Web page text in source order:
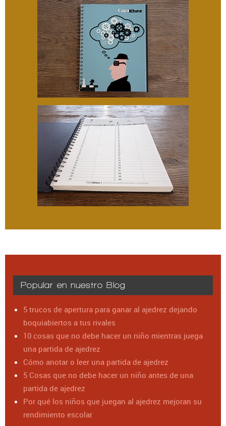
Popular en nuestro Blog
5 trucos de apertura para ganar al ajedrez dejando
boquiabiertos a tus rivales
10 cosas que no debe hacer un niño mientras juega
una partida de ajedrez
Cómo anotar o leer una partida de ajedrez
5 Cosas que no debe hacer un niño antes de una
partida de ajedrez
Por qué los niños que juegan al ajedrez mejoran su
rendimiento escolar